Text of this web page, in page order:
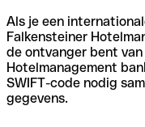
Als je een
Falkensteiner
de ontvanger bent
Hotelmanagement
SWIFT-code nodig
gegevens.